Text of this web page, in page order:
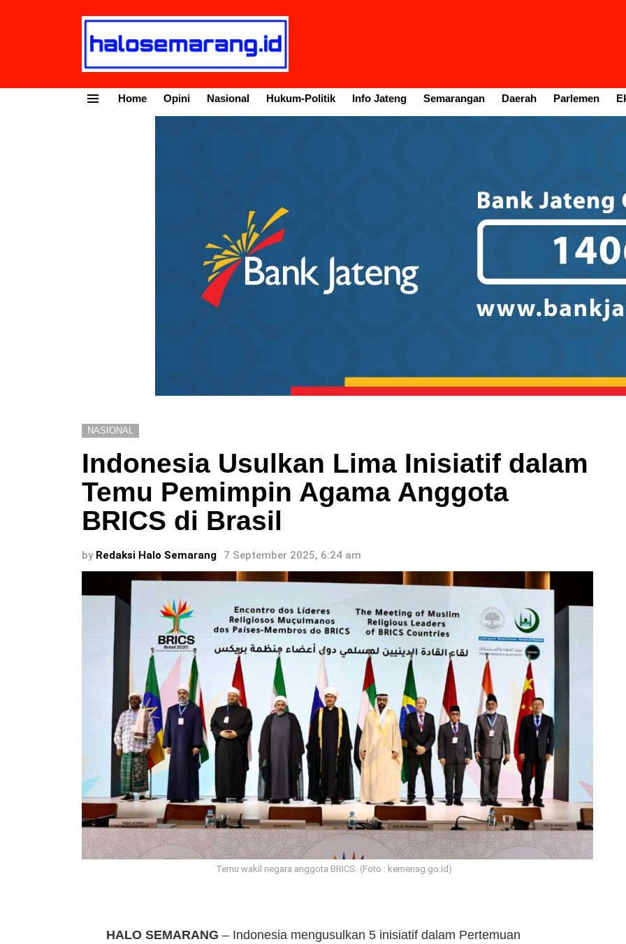
Home Opini Nasional Hukum-Politik Info Jateng Semarangan Daerah Parlemen
NASIONAL
Indonesia Usulkan Lima Inisiatif dalam
Temu Pemimpin Agama Anggota
BRICS di Brasil
by Redaksi Halo Semarang 7 September 2025, 6:24 am
Temu wakil negara anggota BRICS. (Foto : kemenag.go.id)
HALO SEMARANG – Indonesia mengusulkan 5 inisiatif dalam Pertemuan